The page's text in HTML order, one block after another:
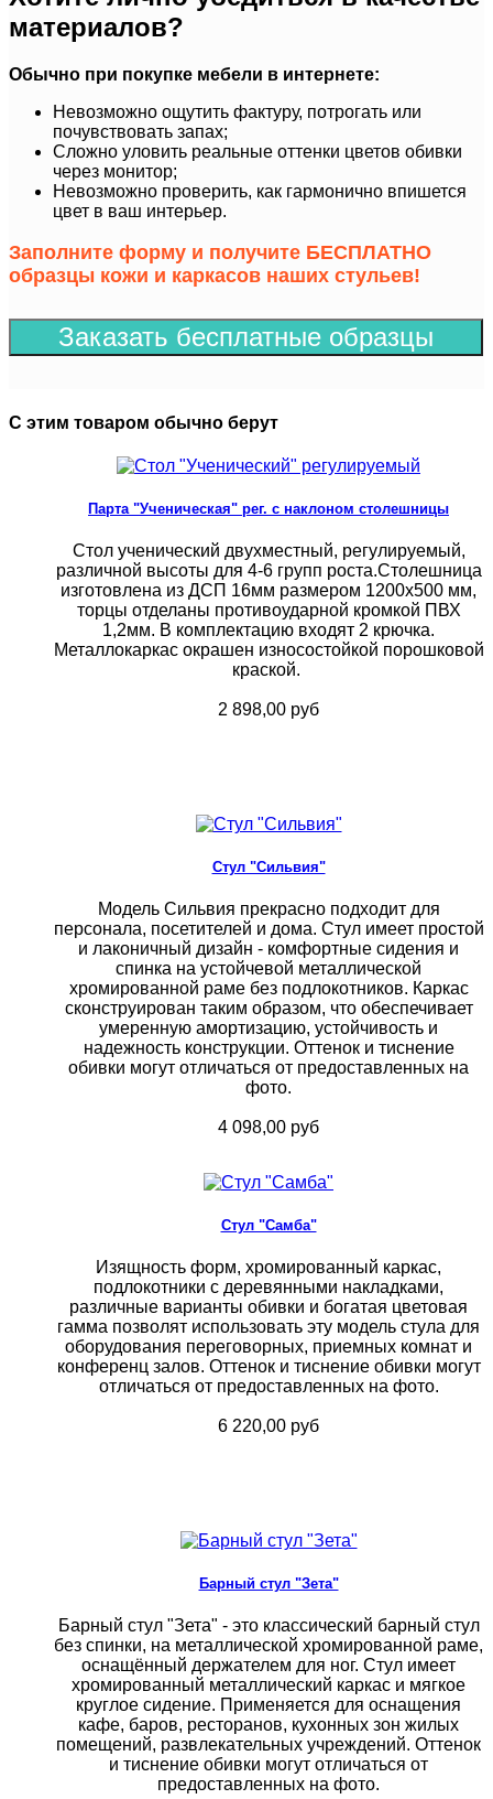
материалов?
Обычно при покупке мебели в интернете:
Невозможно ощутить фактуру, потрогать или
почувствовать запах;
Сложно уловить реальные оттенки цветов обивки
через монитор;
Невозможно проверить, как гармонично впишется
цвет в ваш интерьер.
Заполните форму и получите БЕСПЛАТНО
образцы кожи и каркасов наших стульев!
Заказать бесплатные образцы
С этим товаром обычно берут
Парта "Ученическая" рег. с наклоном столешницы
Стол ученический двухместный, регулируемый,
различной высоты для 4-6 групп роста.Столешница
изготовлена из ДСП 16мм размером 1200х500 мм,
торцы отделаны противоударной кромкой ПВХ
1,2мм. В комплектацию входят 2 крючка.
Металлокаркас окрашен износостойкой порошковой
краской.
2 898,00 руб
Стул "Сильвия"
Модель Сильвия прекрасно подходит для
персонала, посетителей и дома. Стул имеет простой
и лаконичный дизайн - комфортные сидения и
спинка на устойчевой металлической
хромированной раме без подлокотников. Каркас
сконструирован таким образом, что обеспечивает
умеренную амортизацию, устойчивость и
надежность конструкции. Оттенок и тиснение
обивки могут отличаться от предоставленных на
фото.
4 098,00 руб
Стул "Самба"
Изящность форм, хромированный каркас,
подлокотники с деревянными накладками,
различные варианты обивки и богатая цветовая
гамма позволят использовать эту модель стула для
оборудования переговорных, приемных комнат и
конференц залов. Оттенок и тиснение обивки могут
отличаться от предоставленных на фото.
6 220,00 руб
Барный стул "Зета"
Барный стул "Зета" - это классический барный стул
без спинки, на металлической хромированной раме,
оснащённый держателем для ног. Стул имеет
хромированный металлический каркас и мягкое
круглое сидение. Применяется для оснащения
кафе, баров, ресторанов, кухонных зон жилых
помещений, развлекательных учреждений. Оттенок
и тиснение обивки могут отличаться от
предоставленных на фото.